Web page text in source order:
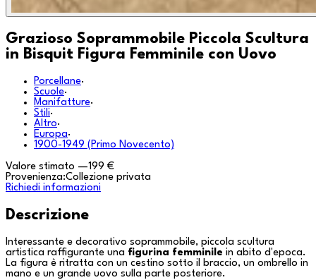
Grazioso Soprammobile Piccola Scultura
in Bisquit Figura Femminile con Uovo
Porcellane·
Scuole·
Manifatture·
Stili·
Altro·
Europa·
1900-1949 (Primo Novecento)
Valore stimato —199 €
Provenienza:Collezione privata
Richiedi informazioni
Descrizione
Interessante e decorativo soprammobile, piccola scultura
artistica raffigurante una figurina femminile in abito d'epoca.
La figura è ritratta con un cestino sotto il braccio, un ombrello in
mano e un grande uovo sulla parte posteriore.